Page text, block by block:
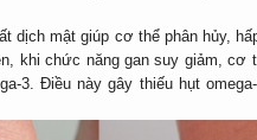
dịch mật giúp cơ thể phân hủy,
khi chức năng gan suy giảm, cơ
3. Điều này gây thiếu hụt